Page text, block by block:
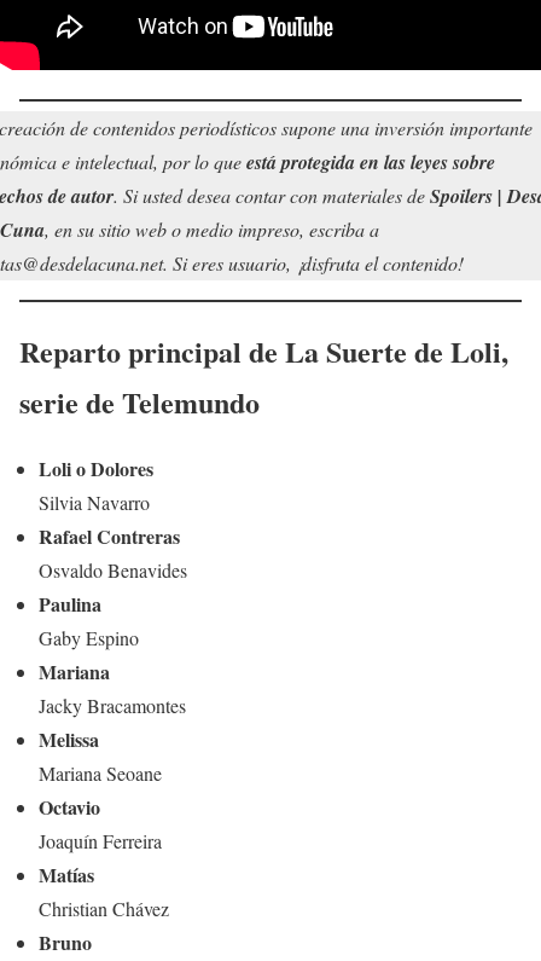
de contenidos periodísticos supone una inversión importante
e intelectual, por lo queestá protegida en las leyes sobre
de autor. Si usted desea contar con materiales deSpoilers |
, en su sitio web o medio impreso, escriba a
Si eres usuario, ¡disfruta el contenido!
Reparto principal de La Suerte de Loli,
serie de Telemundo
Loli o Dolores
Silvia Navarro
Rafael Contreras
Osvaldo Benavides
Paulina
Gaby Espino
Mariana
Jacky Bracamontes
Melissa
Mariana Seoane
Octavio
Joaquín Ferreira
Matías
Christian Chávez
Bruno